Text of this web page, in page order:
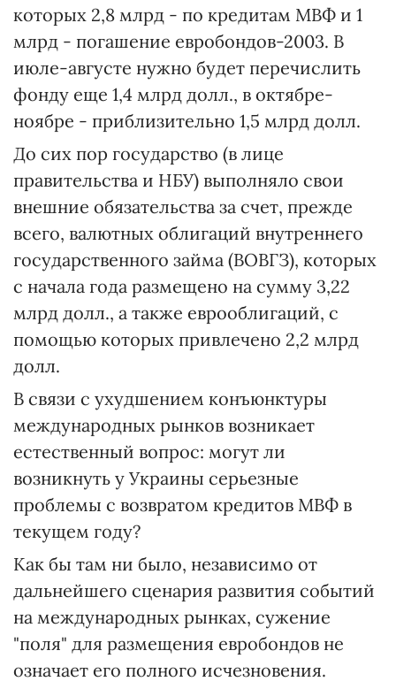
которых 2,8 млрд - по кредитам МВФ и 1
млрд - погашение евробондов-2003. В
июле-августе нужно будет перечислить
фонду еще 1,4 млрд долл., в октябре-
ноябре - приблизительно 1,5 млрд долл.
До сих пор государство (в лице
правительства и НБУ) выполняло свои
внешние обязательства за счет, прежде
всего, валютных облигаций внутреннего
государственного займа (ВОВГЗ), которых
с начала года размещено на сумму 3,22
млрд долл., а также еврооблигаций, с
помощью которых привлечено 2,2 млрд
долл.
В связи с ухудшением конъюнктуры
международных рынков возникает
естественный вопрос: могут ли
возникнуть у Украины серьезные
проблемы с возвратом кредитов МВФ в
текущем году?
Как бы там ни было, независимо от
дальнейшего сценария развития событий
на международных рынках, сужение
"поля" для размещения евробондов не
означает его полного исчезновения.